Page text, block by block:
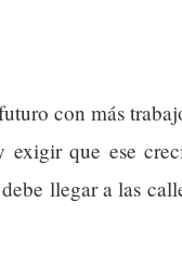
con más
exigir que ese
llegar a las